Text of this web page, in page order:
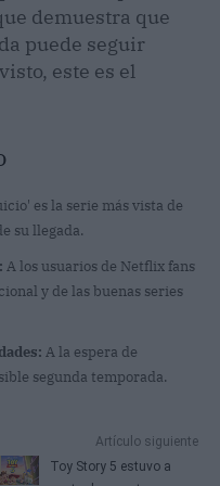
demuestra que
puede seguir
este es el
es la serie más vista de
su llegada.
A los usuarios de Netflix fans
y de las buenas series
A la espera de
segunda temporada.
Artículo siguiente
Toy Story 5 estuvo a